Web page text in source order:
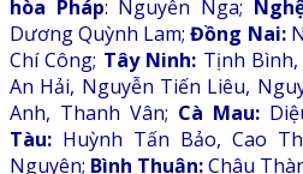
hòa Pháp: Nguyễn Nga;
Dương Quỳnh Lam;Đồng Nai:
Chí Công; Tây Ninh: Tịnh
An Hải, Nguyễn Tiến Liêu,
Anh, Thanh Vân; Cà Mau:
Tàu: Huỳnh Tấn Bảo, Cao
Nguyên; Bình Thuận:Châu